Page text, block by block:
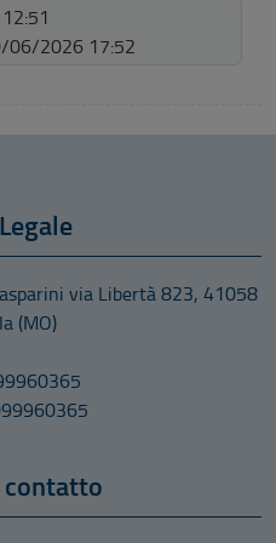
06/2026 17:52
via Libertà 823, 41058
(MO)